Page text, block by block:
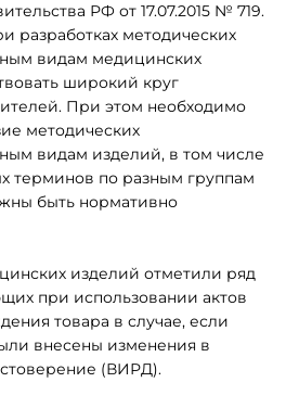
РФ от 17.07.2015 № 719.
разработках методических
видам медицинских
широкий круг
При этом необходимо
методических
видам изделий, в том числе
терминов по разным группам
быть нормативно
изделий отметили ряд
при использовании актов
товара в случае, если
внесены изменения в
(ВИРД).